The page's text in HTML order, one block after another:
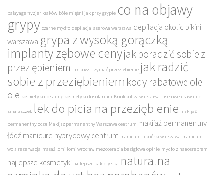
balayage fryzjer kraków bóle mięśni jak przy grypie co na objawy
grypy czarne mydło depilacja laserowa warszawa depilacja okolic bikini
warszawa grypa z wysoką gorączką
implanty zębowe cenyjak poradzić sobie z
przeziębieniem jak powstrzymać przeziębienie jak radzić
sobie z przeziębieniem kody rabatowe ole
ole kosmetyki do sauny kosmetyki do solarium Kriolipoliza warszawa laserowe usuwanie
zmarszczek lek do picia na przeziębienie makijaż
permanentny oczu Makijaż permanentny Warszawa centrum makijaż permanentny
łódź manicure hybrydowy centrum manicure japoński warszawa manicure
wola rezerwacja masaż lomi lomi wrocław mezoterapia bezigłowa opinie mydło z nanosrebrem
najlepsze kosmetyki najlepsze pakiety spa naturalna